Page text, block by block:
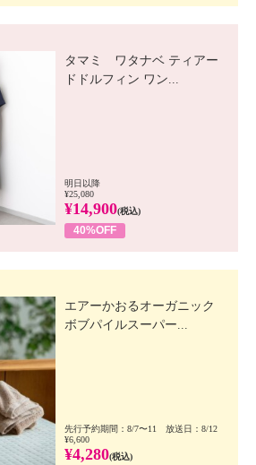
タマミ ワタナベ ティアー
ドドルフィン ワン...
明日以降
¥25,080
¥14,900(税込)
40%OFF
エアーかおるオーガニック
ボブパイルスーパー...
先行予約期間：8/7〜11 放送日：8/12
¥6,600
¥4,280(税込)